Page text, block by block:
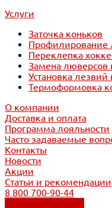
Услуги
Заточка коньков
Профилирование
Переклепка
Замена люверсов
Установка
Термоформовка
О компании
Доставка и оплата
Программа лояльности
Часто задаваемые
Контакты
Новости
Акции
Статьи и рекомендации
8 800 700-90-44